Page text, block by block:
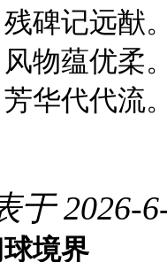
碑记远猷
物蕴优柔
华代代流
于 2026-
界